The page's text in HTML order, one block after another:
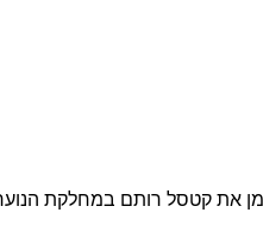
את קטסל רותם במחלקת